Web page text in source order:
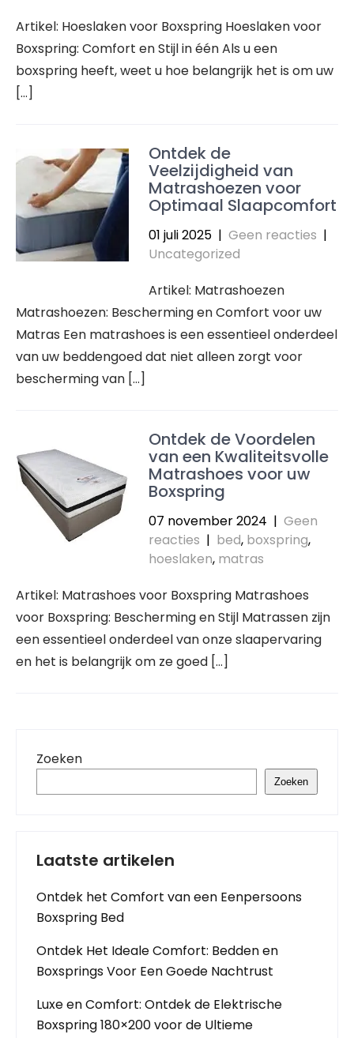
Artikel: Hoeslaken voor Boxspring Hoeslaken voor
Boxspring: Comfort en Stijl in één Als u een
boxspring heeft, weet u hoe belangrijk het is om uw
[…]
Ontdek de
Veelzijdigheid van
Matrashoezen voor
Optimaal Slaapcomfort
01 juli 2025 | Geen reacties |
Uncategorized
Artikel: Matrashoezen
Matrashoezen: Bescherming en Comfort voor uw
Matras Een matrashoes is een essentieel onderdeel
van uw beddengoed dat niet alleen zorgt voor
bescherming van […]
Ontdek de Voordelen
van een Kwaliteitsvolle
Matrashoes voor uw
Boxspring
07 november 2024 | Geen
reacties | bed, boxspring,
hoeslaken, matras
Artikel: Matrashoes voor Boxspring Matrashoes
voor Boxspring: Bescherming en Stijl Matrassen zijn
een essentieel onderdeel van onze slaapervaring
en het is belangrijk om ze goed […]
Zoeken
Zoeken
Laatste artikelen
Ontdek het Comfort van een Eenpersoons
Boxspring Bed
Ontdek Het Ideale Comfort: Bedden en
Boxsprings Voor Een Goede Nachtrust
Luxe en Comfort: Ontdek de Elektrische
Boxspring 180×200 voor de Ultieme